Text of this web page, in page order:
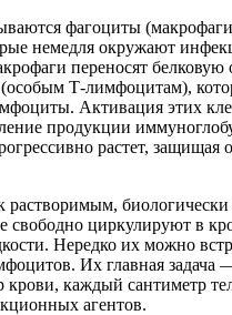
фагоциты
немедля окружают
переносят белковую
(особым Т-лимфоцитам),
Активация этих
продукции
растет, защищая
растворимым,
свободно циркулируют в
Нередко их можно
Их главная задача
каждый сантиметр
агентов.